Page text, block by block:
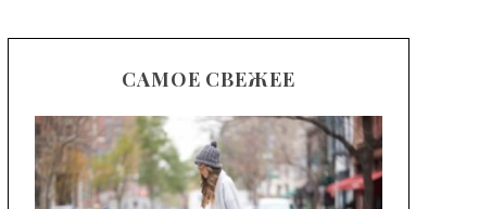
САМОЕ СВЕЖЕЕ